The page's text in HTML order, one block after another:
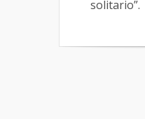
solitario”.